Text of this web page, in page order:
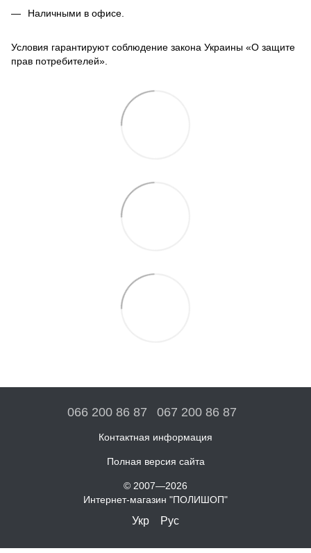
Наличными в офисе.
Условия гарантируют соблюдение закона Украины «О защите
прав потребителей».
066 200 86 87 067 200 86 87
Контактная информация
Полная версия сайта
© 2007—2026
Интернет-магазин "ПОЛИШОП"
Укр Рус